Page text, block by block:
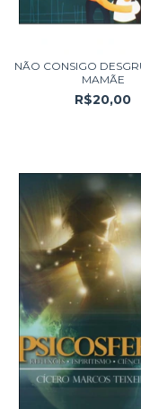
NÃO CONSIGO
MAMÃE
R$20,00